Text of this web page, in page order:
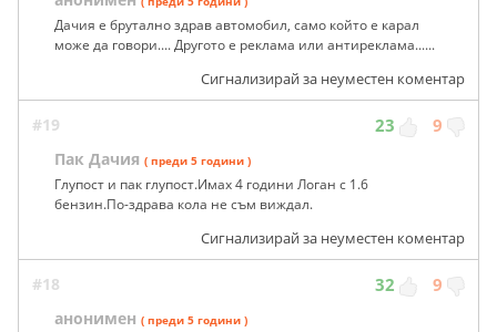
Дачия е брутално здрав автомобил, само който е карал
може да говори.... Другото е реклама или антиреклама......
Сигнализирай за неуместен коментар
#19 23 9
Пак Дачия ( преди 5 години )
Глупост и пак глупост.Имах 4 години Логан с 1.6
бензин.По-здрава кола не съм виждал.
Сигнализирай за неуместен коментар
#18 32 9
анонимен ( преди 5 години )